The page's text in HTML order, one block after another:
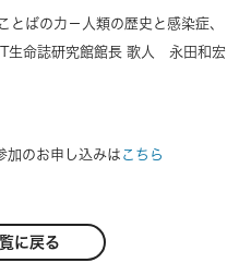
ばの力－人類の歴史と感染症、
生命誌研究館館長 歌人 永田和宏
加のお申し込みは こちら
に戻る